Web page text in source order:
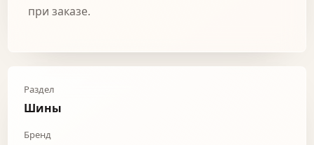
при заказе.
Раздел
Шины
Бренд